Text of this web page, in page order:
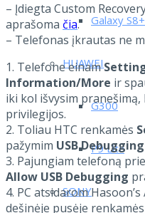
Galaxy
HUAWEI
G300
P9 Lite
SONY
– Įdiegta Custom
aprašoma čia.
– Telefonas įkrautas ne
1. Telefone einam
Information/More ir
iki kol išvysim
privilegijos.
2. Toliau HTC renkamės
pažymim USB Debugging
3. Pajungiam telefoną
Allow USB Debugging
4. PC atsidarom
dešinėje pusėje renkamės